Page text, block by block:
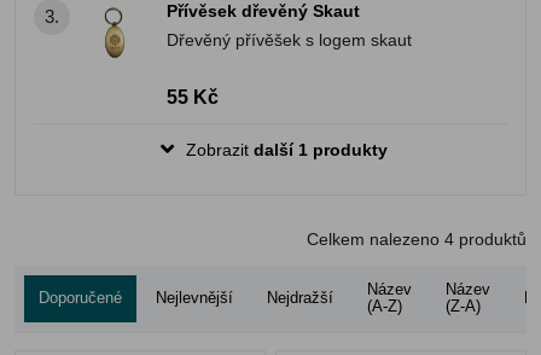
3.
Přívěsek dřevěný Skaut
Dřevěný přívěšek s logem skaut
55 Kč
Zobrazit další 1 produkty
Celkem nalezeno 4 produktů
Doporučené Nejlevnější Nejdražší
Název
(A-Z)
Název
(Z-A)